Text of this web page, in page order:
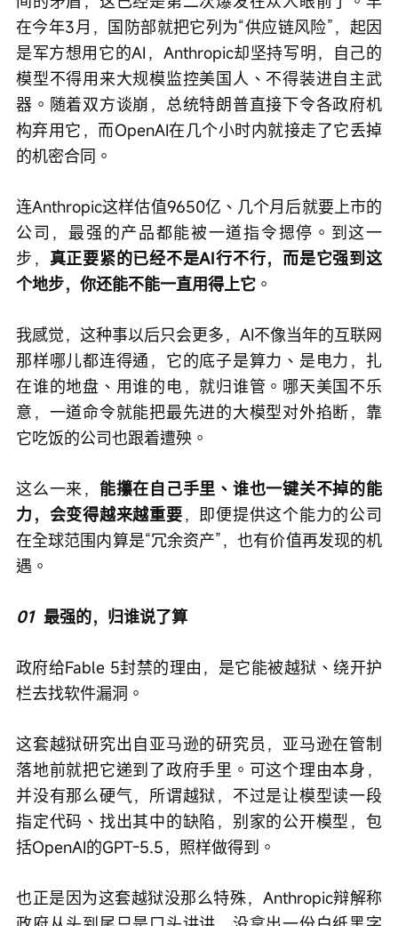
在今年3月，国防部就把它列为“供应链风险”，起因
是军方想用它的AI，Anthropic却坚持写明，自己的
模型不得用来大规模监控美国人、不得装进自主武
器。随着双方谈崩，总统特朗普直接下令各政府机
构弃用它，而OpenAI在几个小时内就接走了它丢掉
的机密合同。
连Anthropic这样估值9650亿、几个月后就要上市的
公司，最强的产品都能被一道指令摁停。到这一
步， 真正要紧的已经不是AI行不行，而是它强到这
个地步，你还能不能一直用得上它 。
我感觉，这种事以后只会更多，AI不像当年的互联网
那样哪儿都连得通，它的底子是算力、是电力，扎
在谁的地盘、用谁的电，就归谁管。哪天美国不乐
意，一道命令就能把最先进的大模型对外掐断，靠
它吃饭的公司也跟着遭殃。
这么一来， 能攥在自己手里、谁也一键关不掉的能
力，会变得越来越重要，即便提供这个能力的公司
在全球范围内算是“冗余资产”，也有价值再发现的机
遇。
01 最强的，归谁说了算
政府给Fable 5封禁的理由，是它能被越狱、绕开护
栏去找软件漏洞。
这套越狱研究出自亚马逊的研究员，亚马逊在管制
落地前就把它递到了政府手里。可这个理由本身，
并没有那么硬气，所谓越狱，不过是让模型读一段
指定代码、找出其中的缺陷，别家的公开模型，包
括OpenAI的GPT-5.5，照样做得到。
也正是因为这套越狱没那么特殊，Anthropic辩解称